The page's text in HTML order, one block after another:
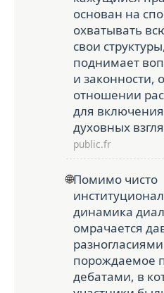
основан на
охватывать
свои
поднимает
и законности,
отношении
для
духовных
public.fr
🌐Помимо чисто
динамика
омрачается
порождаемое
дебатами, в